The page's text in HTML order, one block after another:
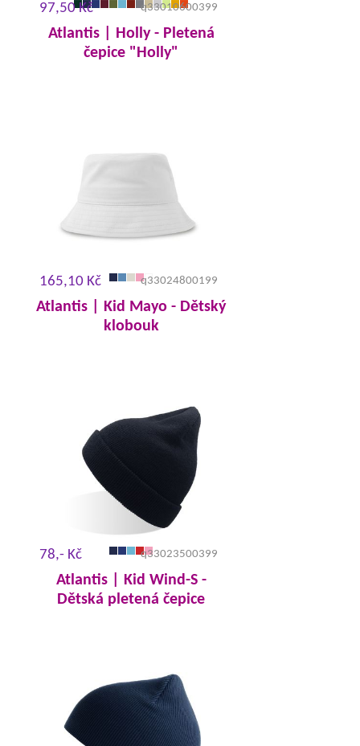
97,50 Kč q33010600399
Atlantis | Holly - Pletená
čepice "Holly"
165,10 Kč q33024800199
Atlantis | Kid Mayo - Dětský
klobouk
78,- Kč q33023500399
Atlantis | Kid Wind-S -
Dětská pletená čepice